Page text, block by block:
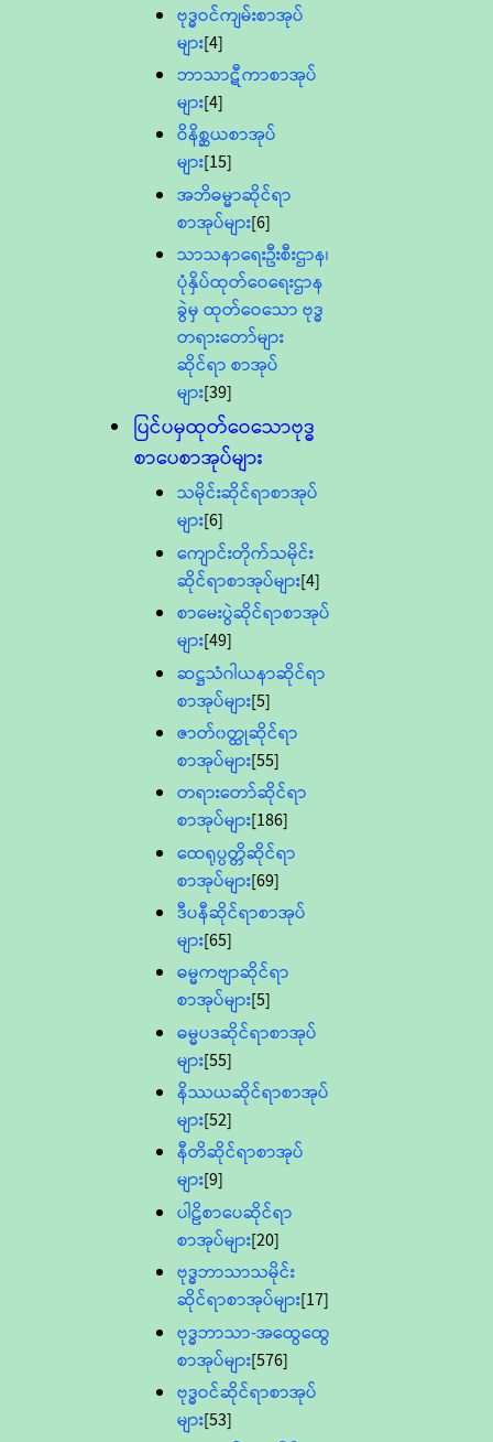
ဗုဒ္ဓဝင်ကျမ်းစာအုပ်
များ[4]
ဘာသာဋီကာစာအုပ်
များ[4]
ဝိနိစ္ဆယစာအုပ်
များ[15]
အဘိဓမ္မာဆိုင်ရာ
စာအုပ်များ[6]
သာသနာရေးဦးစီးဌာန၊
ပုံနှိပ်ထုတ်ဝေရေးဌာန
ခွဲမှ ထုတ်ဝေသော ဗုဒ္ဓ
တရားတော်များ
ဆိုင်ရာ စာအုပ်
များ[39]
ပြင်ပမှထုတ်ဝေသောဗုဒ္ဓ
စာပေစာအုပ်များ
သမိုင်းဆိုင်ရာစာအုပ်
များ[6]
ကျောင်းတိုက်သမိုင်း
ဆိုင်ရာစာအုပ်များ[4]
စာမေးပွဲဆိုင်ရာစာအုပ်
များ[49]
ဆဋ္ဌသံဂါယနာဆိုင်ရာ
စာအုပ်များ[5]
ဇာတ်၀တ္ထုဆိုင်ရာ
စာအုပ်များ[55]
တရားတော်ဆိုင်ရာ
စာအုပ်များ[186]
ထေရုပ္ပတ္တိဆိုင်ရာ
စာအုပ်များ[69]
ဒီပနီဆိုင်ရာစာအုပ်
များ[65]
ဓမ္မကဗျာဆိုင်ရာ
စာအုပ်များ[5]
ဓမ္မပဒဆိုင်ရာစာအုပ်
များ[55]
နိဿယဆိုင်ရာစာအုပ်
များ[52]
နီတိဆိုင်ရာစာအုပ်
များ[9]
ပါဠိစာပေဆိုင်ရာ
စာအုပ်များ[20]
ဗုဒ္ဓဘာသာသမိုင်း
ဆိုင်ရာစာအုပ်များ[17]
ဗုဒ္ဓဘာသာ-အထွေထွေ
စာအုပ်များ[576]
ဗုဒ္ဓဝင်ဆိုင်ရာစာအုပ်
များ[53]